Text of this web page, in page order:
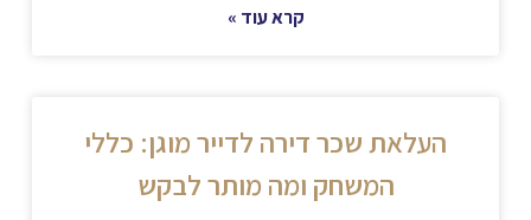
קרא עוד »
העלאת שכר דירה לדייר מוגן: כללי
המשחק ומה מותר לבקש